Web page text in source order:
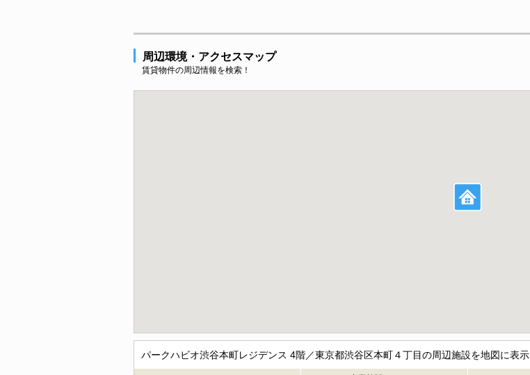
周辺環境・アクセスマップ
賃貸物件の周辺情報を検索！
パークハビオ渋谷本町レジデンス 4階／東京都渋谷区本町４丁目の周辺施設を地図に表示